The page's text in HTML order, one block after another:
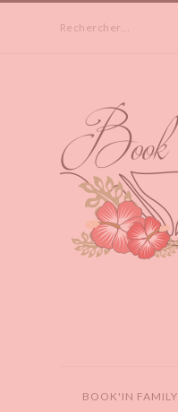
Rechercher...
BOOK'IN FAMILY